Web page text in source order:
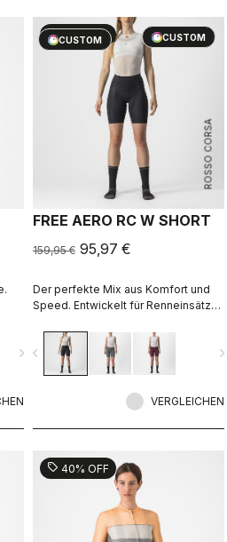
navigate_next
ROSSO CORSA
CUSTOM
sell40% OFF
CUSTOM
FREE AERO RC W SHORT
159,95 € 95,97 €
Der perfekte Mix aus Komfort und
Speed. Entwickelt für Renneinsätze
auch überragend komfortabel bei
jeder Ausfahrt und jedem Fahrertyp.
navigate_before
VERGLEICHEN
sell 40% OFF